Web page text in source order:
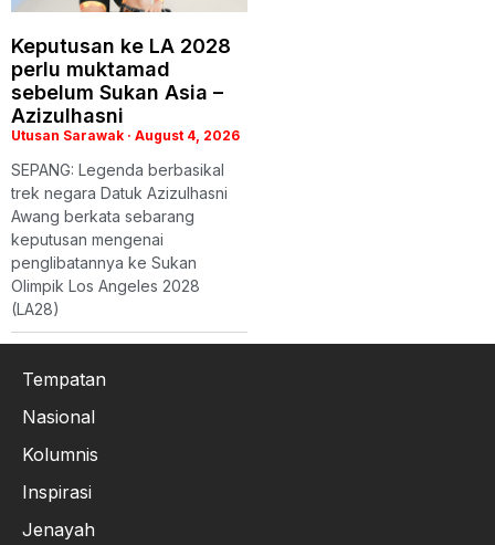
Keputusan ke LA 2028
perlu muktamad
sebelum Sukan Asia –
Azizulhasni
Utusan Sarawak August 4, 2026
SEPANG: Legenda berbasikal
trek negara Datuk Azizulhasni
Awang berkata sebarang
keputusan mengenai
penglibatannya ke Sukan
Olimpik Los Angeles 2028
(LA28)
Tempatan
Nasional
Kolumnis
Inspirasi
Jenayah